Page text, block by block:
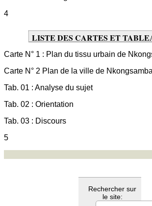
4
LISTE DES CARTES ET
Carte N° 1 : Plan du tissu urbain de
Carte N° 2 Plan de la ville de Nkongsamba
Tab. 01 : Analyse du sujet
Tab. 02 : Orientation
Tab. 03 : Discours
5
Rechercher sur
le site: